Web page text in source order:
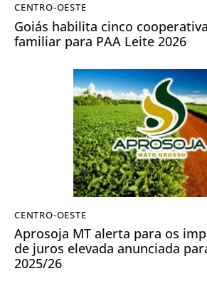
CENTRO-OESTE
Goiás habilita cinco
familiar para PAA Leite 2026
CENTRO-OESTE
Aprosoja MT alerta para os
de juros elevada anunciada
2025/26